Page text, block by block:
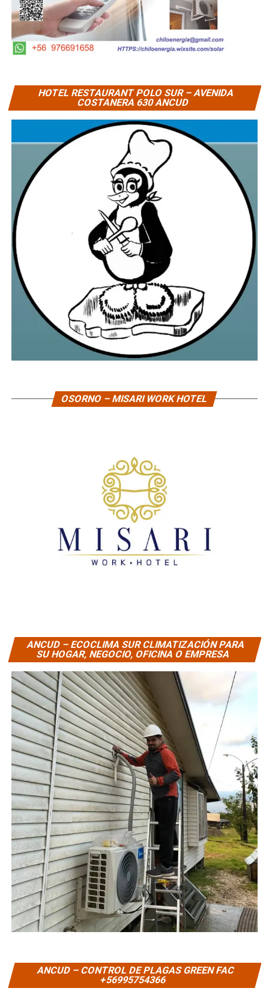
HOTEL RESTAURANT POLO SUR – AVENIDA
COSTANERA 630 ANCUD
OSORNO – MISARI WORK HOTEL
ANCUD – ECOCLIMA SUR CLIMATIZACIÓN PARA
SU HOGAR, NEGOCIO, OFICINA O EMPRESA
ANCUD – CONTROL DE PLAGAS GREEN FAC
+56995754366